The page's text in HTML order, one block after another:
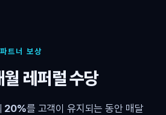
파트너 보상
레퍼럴 수당
20%를 고객이 유지되는 동안 매달